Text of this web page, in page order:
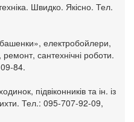
Швидко. Якісно. Тел.
електробойлери,
сантехнічні роботи.
84.
підвіконників та ін. із
Тел.: 095-707-92-09,